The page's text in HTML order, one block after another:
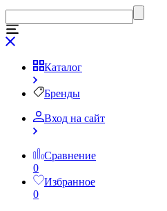
Каталог
Бренды
Вход на сайт
Сравнение
0
Избранное
0